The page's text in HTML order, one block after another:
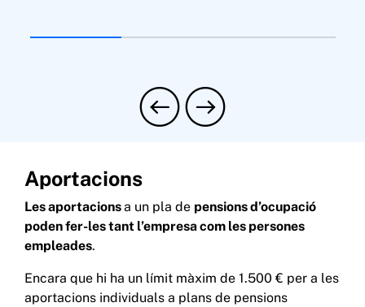
Aportacions
Les aportacionsa un pla de pensions d’ocupació
poden fer-les tant l’empresa com les persones
empleades.
Encara que hi ha un límit màxim de 1.500 € per a les
aportacions individuals a plans de pensions